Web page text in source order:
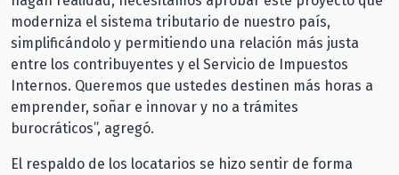
moderniza el sistema tributario de nuestro país,
simplificándolo y permitiendo una relación más justa
entre los contribuyentes y el Servicio de Impuestos
Internos. Queremos que ustedes destinen más horas a
emprender, soñar e innovar y no a trámites
burocráticos”, agregó.
El respaldo de los locatarios se hizo sentir de forma